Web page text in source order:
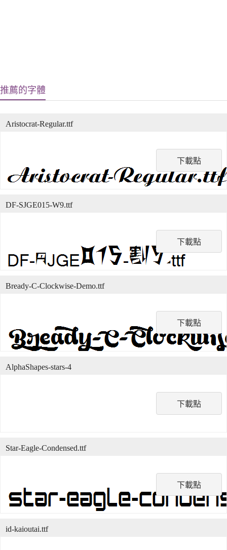
推薦的字體
下載點
Aristocrat-Regular.ttf
下載點
DF-SJGE015-W9.ttf
下載點
Bready-C-Clockwise-Demo.ttf
下載點
AlphaShapes-stars-4
下載點
Star-Eagle-Condensed.ttf
id-kaioutai.ttf